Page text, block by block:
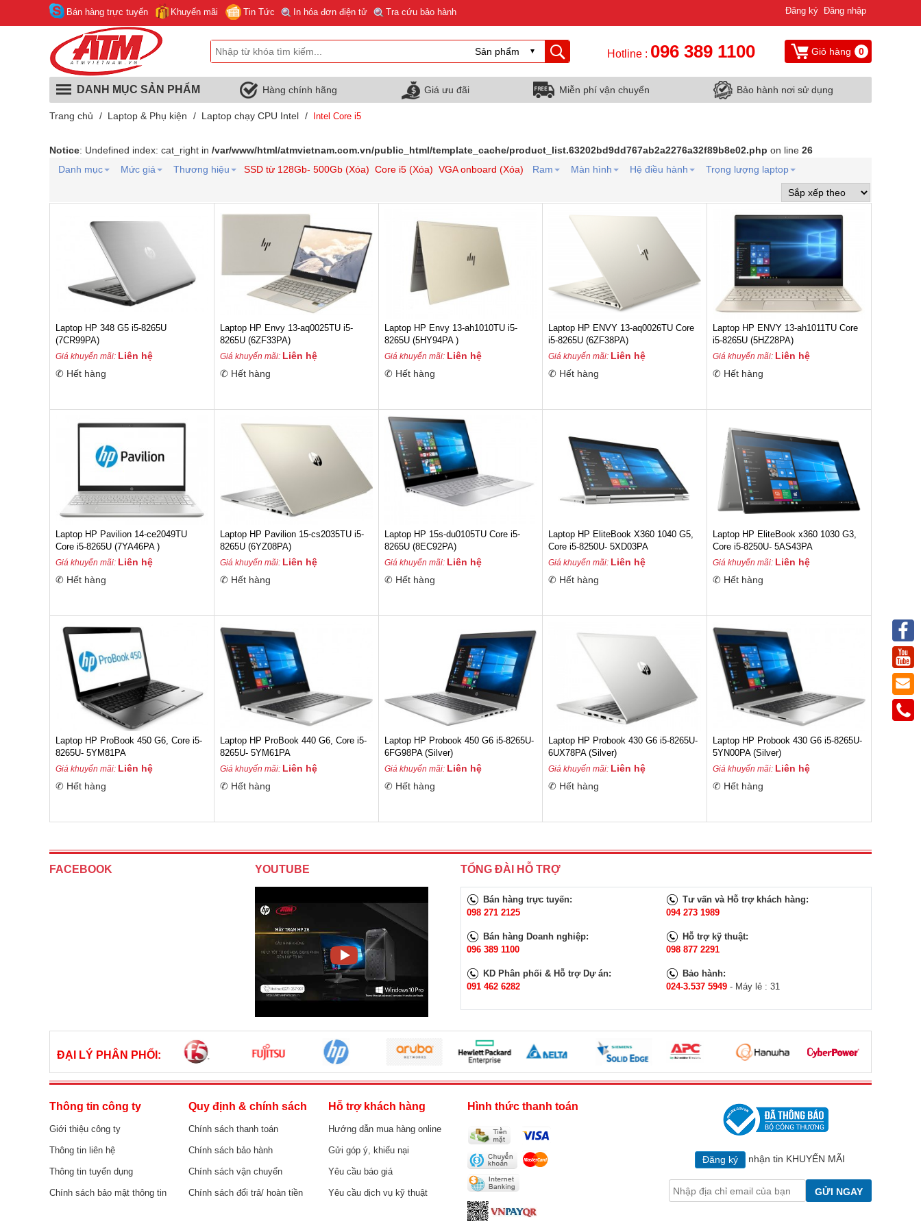
Bán hàng trực tuyến Khuyến mãi Tin Tức In hóa đơn điện tử Tra cứu bảo hành Đăng ký Đăng nhập
Hotline : 096 389 1100 Giỏ hàng 0
DANH MỤC SẢN PHẨM Hàng chính hãng Giá ưu đãi Miễn phí vận chuyển Bảo hành nơi sử dụng
Trang chủ / Laptop & Phụ kiện / Laptop chạy CPU Intel / Intel Core i5
Notice: Undefined index: cat_right in /var/www/html/atmvietnam.com.vn/public_html/template_cache/product_list.63202bd9dd767ab2a2276a32f89b8e02.php on line 26
Danh mục
Mức giá Thương hiệu SSD từ 128Gb- 500Gb (Xóa) Core i5 (Xóa) VGA onboard (Xóa) Ram Màn hình Hệ điều hành Trọng lượng laptop
Laptop HP 348 G5 i5-8265U
(7CR99PA)
Giá khuyến mãi: Liên hệ
✆ Hết hàng
Laptop HP Envy 13-aq0025TU i5-
8265U (6ZF33PA)
Giá khuyến mãi: Liên hệ
✆ Hết hàng
Laptop HP Envy 13-ah1010TU i5-
8265U (5HY94PA )
Giá khuyến mãi: Liên hệ
✆ Hết hàng
Laptop HP ENVY 13-aq0026TU Core
i5-8265U (6ZF38PA)
Giá khuyến mãi: Liên hệ
✆ Hết hàng
Laptop HP ENVY 13-ah1011TU Core
i5-8265U (5HZ28PA)
Giá khuyến mãi: Liên hệ
✆ Hết hàng
Laptop HP Pavilion 14-ce2049TU
Core i5-8265U (7YA46PA )
Giá khuyến mãi: Liên hệ
✆ Hết hàng
Laptop HP Pavilion 15-cs2035TU i5-
8265U (6YZ08PA)
Giá khuyến mãi: Liên hệ
✆ Hết hàng
Laptop HP 15s-du0105TU Core i5-
8265U (8EC92PA)
Giá khuyến mãi: Liên hệ
✆ Hết hàng
Laptop HP EliteBook X360 1040 G5,
Core i5-8250U- 5XD03PA
Giá khuyến mãi: Liên hệ
✆ Hết hàng
Laptop HP EliteBook x360 1030 G3,
Core i5-8250U- 5AS43PA
Giá khuyến mãi: Liên hệ
✆ Hết hàng
Laptop HP ProBook 450 G6, Core i5-
8265U- 5YM81PA
Giá khuyến mãi: Liên hệ
✆ Hết hàng
Laptop HP ProBook 440 G6, Core i5-
8265U- 5YM61PA
Giá khuyến mãi: Liên hệ
✆ Hết hàng
Laptop HP Probook 450 G6 i5-8265U-
6FG98PA (Silver)
Giá khuyến mãi: Liên hệ
✆ Hết hàng
Laptop HP Probook 430 G6 i5-8265U-
6UX78PA (Silver)
Giá khuyến mãi: Liên hệ
✆ Hết hàng
Laptop HP Probook 430 G6 i5-8265U-
5YN00PA (Silver)
Giá khuyến mãi: Liên hệ
✆ Hết hàng
FACEBOOK YOUTUBE TỔNG ĐÀI HỖ TRỢ
Bán hàng trực tuyến:
098 271 2125
Bán hàng Doanh nghiệp:
096 389 1100
KD Phân phối & Hỗ trợ Dự án:
091 462 6282
Tư vấn và Hỗ trợ khách hàng:
094 273 1989
Hỗ trợ kỹ thuật:
098 877 2291
Bảo hành:
024-3.537 5949 - Máy lẻ : 31
ĐẠI LÝ PHÂN PHỐI:
Thông tin công ty
Giới thiệu công ty
Thông tin liên hệ
Thông tin tuyển dụng
Chính sách bảo mật thông tin
Quy định & chính sách
Chính sách thanh toán
Chính sách bảo hành
Chính sách vận chuyển
Chính sách đổi trả/ hoàn tiền
Hỗ trợ khách hàng
Hướng dẫn mua hàng online
Gửi góp ý, khiếu nại
Yêu cầu báo giá
Yêu cầu dịch vụ kỹ thuật
Hình thức thanh toán
Đăng ký nhận tin KHUYẾN MÃI
GỬI NGAY